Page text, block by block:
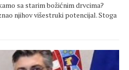
sa starim božićnim drvcima?
njihov višestruki potencijal. Stoga